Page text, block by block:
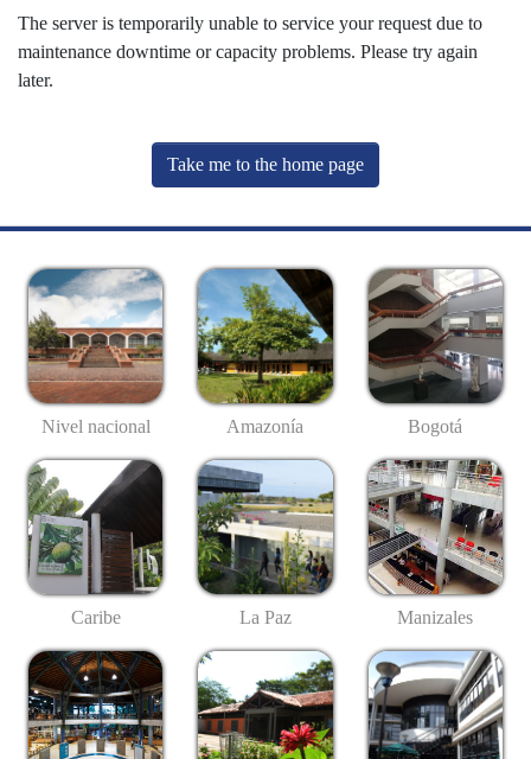
The server is temporarily unable to service your request due to
maintenance downtime or capacity problems. Please try again
later.
Take me to the home page
Nivel nacional Amazonía Bogotá
Caribe La Paz Manizales